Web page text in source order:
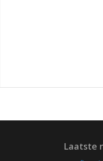
Laatste